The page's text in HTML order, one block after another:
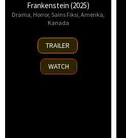
Frankenstein (2025)
Drama, Horror, Sains Fiksi, Amerika,
Kanada
17
Oct
2025
TRAILER
WATCH